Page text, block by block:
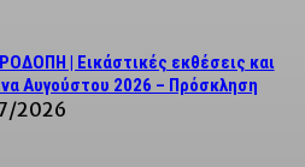
| Εικάστικές εκθέσεις και
Αυγούστου 2026 – Πρόσκληση
2026